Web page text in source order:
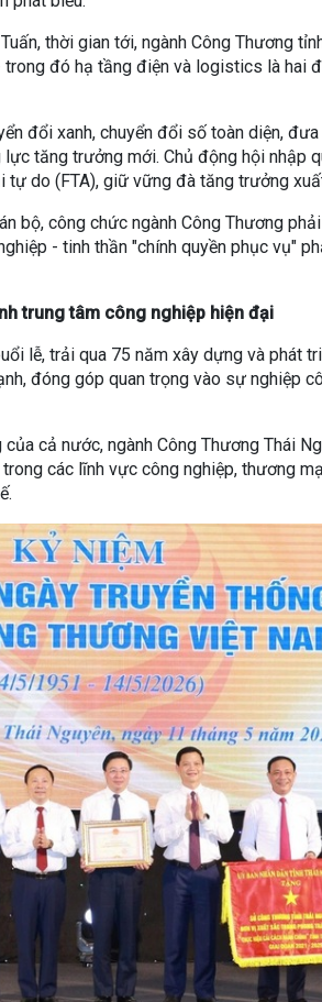
thời gian tới, ngành Công Thương
đó hạ tầng điện và logistics là hai
đổi xanh, chuyển đổi số toàn diện,
tăng trưởng mới. Chủ động hội nhập
tự do (FTA), giữ vững đà tăng trưởng
bộ, công chức ngành Công Thương
- tinh thần "chính quyền phục vụ"
trung tâm công nghiệp hiện đại
lễ, trải qua 75 năm xây dựng và phát
đóng góp quan trọng vào sự nghiệp
cả nước, ngành Công Thương Thái
các lĩnh vực công nghiệp, thương